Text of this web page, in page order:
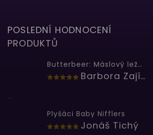
POSLEDNÍ HODNOCENÍ
PRODUKTŮ
Butterbeer: Máslový ležák
Barbora Zajícová
...
Plyšáci Baby Nifflers
Jonáš Tichý